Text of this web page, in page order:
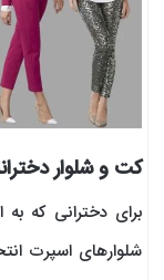
کت و شلوار
برای دخترانی که
شلوارهای اسپرت